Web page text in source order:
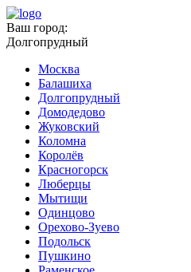
Ваш город:
Долгопрудный
Москва
Балашиха
Долгопрудный
Домодедово
Жуковский
Коломна
Королёв
Красногорск
Люберцы
Мытищи
Одинцово
Орехово-Зуево
Подольск
Пушкино